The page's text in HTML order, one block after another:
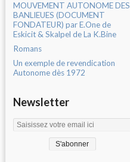
MOUVEMENT AUTONOME DES
BANLIEUES (DOCUMENT
FONDATEUR) par E.One de
Eskicit & Skalpel de La K.Bine
Romans
Un exemple de revendication
Autonome dès 1972
Newsletter